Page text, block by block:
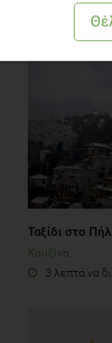
5 λεπτά να
Ταξίδι στο
Κουζίνα
3 λεπτά να